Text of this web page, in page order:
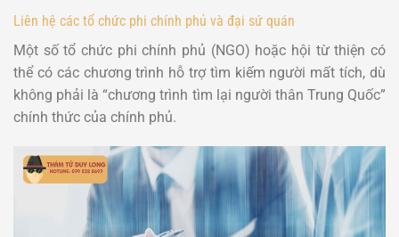
Liên hệ các tổ chức phi chính phủ và đại sứ quán
Một số tổ chức phi chính phủ (NGO) hoặc hội từ thiện có
thể có các chương trình hỗ trợ tìm kiếm người mất tích, dù
không phải là “chương trình tìm lại người thân Trung Quốc”
chính thức của chính phủ.